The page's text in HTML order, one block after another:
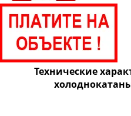
Технические